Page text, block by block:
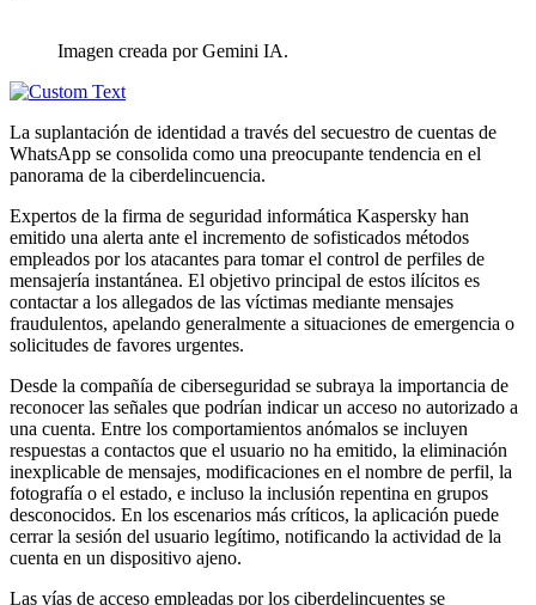
Imagen creada por Gemini IA.
La suplantación de identidad a través del secuestro de cuentas de
WhatsApp se consolida como una preocupante tendencia en el
panorama de la ciberdelincuencia.
Expertos de la firma de seguridad informática Kaspersky han
emitido una alerta ante el incremento de sofisticados métodos
empleados por los atacantes para tomar el control de perfiles de
mensajería instantánea. El objetivo principal de estos ilícitos es
contactar a los allegados de las víctimas mediante mensajes
fraudulentos, apelando generalmente a situaciones de emergencia o
solicitudes de favores urgentes.
Desde la compañía de ciberseguridad se subraya la importancia de
reconocer las señales que podrían indicar un acceso no autorizado a
una cuenta. Entre los comportamientos anómalos se incluyen
respuestas a contactos que el usuario no ha emitido, la eliminación
inexplicable de mensajes, modificaciones en el nombre de perfil, la
fotografía o el estado, e incluso la inclusión repentina en grupos
desconocidos. En los escenarios más críticos, la aplicación puede
cerrar la sesión del usuario legítimo, notificando la actividad de la
cuenta en un dispositivo ajeno.
Las vías de acceso empleadas por los ciberdelincuentes se